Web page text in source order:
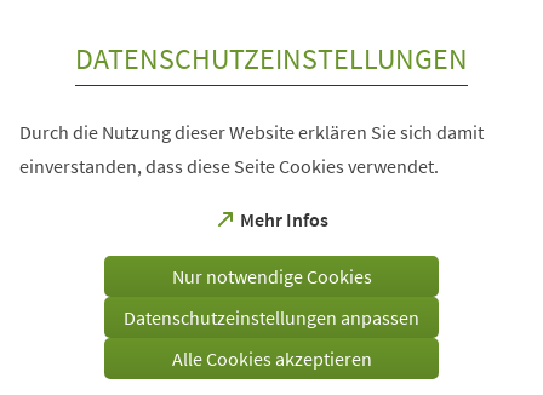
DATENSCHUTZEINSTELLUNGEN
Durch die Nutzung dieser Website erklären Sie sich damit
einverstanden, dass diese Seite Cookies verwendet.
Mehr Infos
(Öffnet
einem
Tab)
Nur notwendige Cookies
Datenschutzeinstellungen anpassen
Alle Cookies akzeptieren